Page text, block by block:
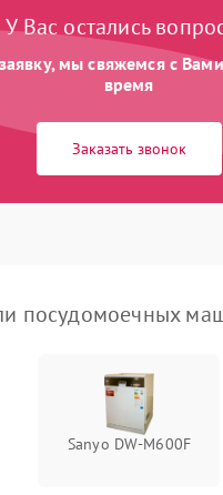
сушилка 2100 ₽
таймера 1700 ₽
У Вас остались
мы свяжемся с
время
Заказать звонок
посудомоечных
Sanyo DW-M600F